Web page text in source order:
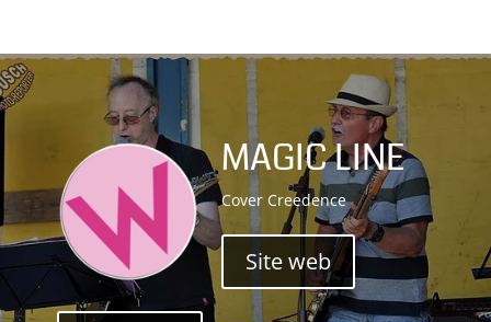
MAGIC LINE
Cover Creedence
Site web